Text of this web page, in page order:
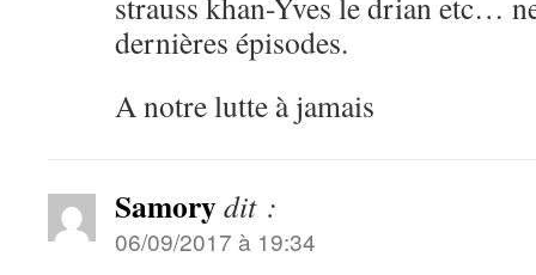
dernières épisodes.
A notre lutte à jamais
Samorydit :
06/09/2017 à 19:34